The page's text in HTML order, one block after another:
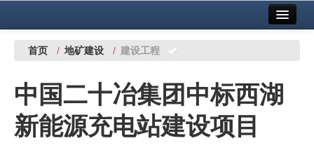
中国有色金属报社主办 广告服务
铜镍铅锌
铝
首页 / 地矿建设 / 建设工程
中国二十冶集团中标西湖
新能源充电站建设项目